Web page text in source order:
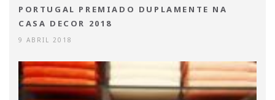
PORTUGAL PREMIADO DUPLAMENTE NA
CASA DECOR 2018
9 ABRIL 2018